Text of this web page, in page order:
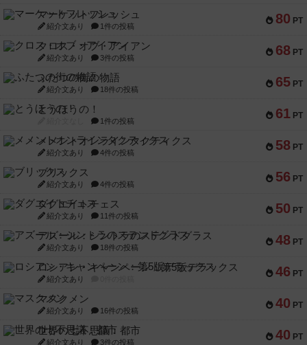
80 PT
マーケットフレッシュ
紹介文あり 1件の投稿
68 PT
クロス・オブ・アイアン
紹介文あり 3件の投稿
65 PT
ふたつの街の物語
紹介文あり 18件の投稿
61 PT
とうほうの！
1件の投稿
58 PT
メメントオンラインタクティクス
紹介文あり 4件の投稿
56 PT
ブリックス
紹介文あり 4件の投稿
50 PT
ダグエイトチェス
紹介文あり 11件の投稿
48 PT
アズール：シントラのステンドグラス
紹介文あり 18件の投稿
46 PT
ロシアン・キャンペーン：第5版デラックス
紹介文あり
40 PT
マスクメン
紹介文あり 16件の投稿
40 PT
世界の七不思議：都市
紹介文あり 3件の投稿